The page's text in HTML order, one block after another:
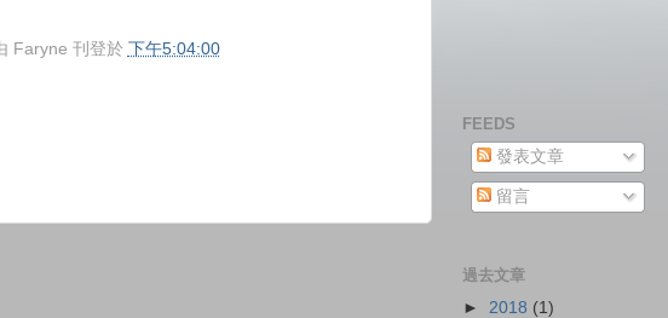
Faryne 刊登於 下午5:04:00
FEEDS
發表文章
留言
過去文章
► 2018 (1)